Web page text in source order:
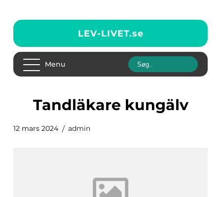
LEV-LIVET.se
Menu
tandläkare kungälv
12 mars 2024 admin